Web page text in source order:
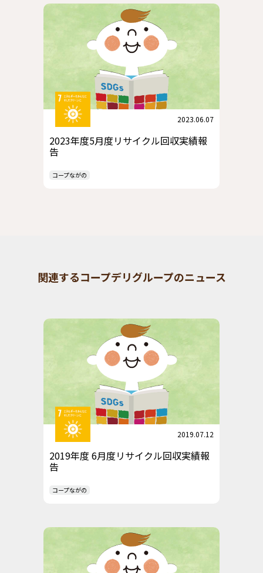
2023.06.07
2023年度5月度リサイクル回収実績報
告
コープながの
関連するコープデリグループのニュース
2019.07.12
2019年度 6月度リサイクル回収実績報
告
コープながの